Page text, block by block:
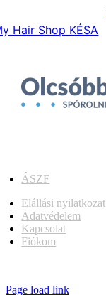
Hair Shop KÉSA
ÁSZF
Elállási nyilatkozat
Adatvédelem
Kapcsolat
Fiókom
Page load link